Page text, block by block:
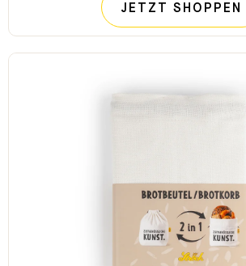
JETZT SHOPPEN